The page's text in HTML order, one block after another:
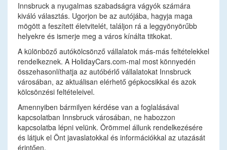
Innsbruck a nyugalmas szabadságra vágyók számára
kiváló választás. Ugorjon be az autójába, hagyja maga
mögött a feszített életvitelét, találjon rá a leggyönyörűbb
helyekre és ismerje meg a város kínálta titkokat.
A különböző autókölcsönző vállalatok más-más feltételekkel
rendelkeznek. A HolidayCars.com-mal most könnyedén
összehasonlíthatja az autóbérlő vállalatokat Innsbruck
városában, az aktuálisan elérhető gépkocsikkal és azok
kölcsönzési feltételeivel.
Amennyiben bármilyen kérdése van a foglalásával
kapcsolatban Innsbruck városában, ne habozzon
kapcsolatba lépni velünk. Örömmel állunk rendelkezésére
és látjuk el Önt javaslatokkal és információkkal az utazását
érintően.